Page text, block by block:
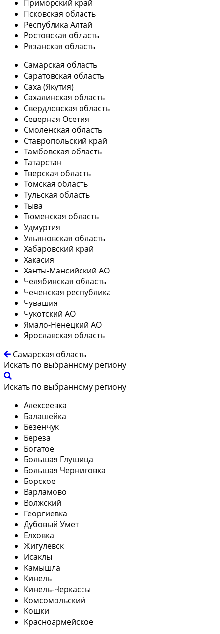
Приморский край
Псковская область
Республика Алтай
Ростовская область
Рязанская область
Самарская область
Саратовская область
Саха (Якутия)
Сахалинская область
Свердловская область
Северная Осетия
Смоленская область
Ставропольский край
Тамбовская область
Татарстан
Тверская область
Томская область
Тульская область
Тыва
Тюменская область
Удмуртия
Ульяновская область
Хабаровский край
Хакасия
Ханты-Мансийский АО
Челябинская область
Чеченская республика
Чувашия
Чукотский АО
Ямало-Ненецкий АО
Ярославская область
Самарская область
Искать по выбранному региону
Искать по выбранному региону
Алексеевка
Балашейка
Безенчук
Береза
Богатое
Большая Глушица
Большая Черниговка
Борское
Варламово
Волжский
Георгиевка
Дубовый Умет
Елховка
Жигулевск
Исаклы
Камышла
Кинель
Кинель-Черкассы
Комсомольский
Кошки
Красноармейское